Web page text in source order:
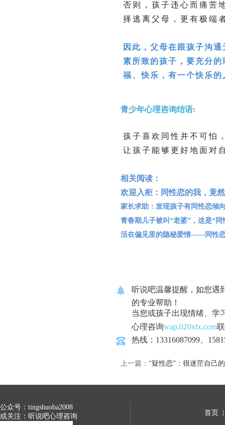
否则，孩子违心而痛苦
择逃离父母，更有极端
因此，父母在跟孩子沟
素所致的孩子，要充分
福、快乐，有一个快乐的
青少年心理咨询结语:
孩子喜欢同性并不可怕
让孩子能够更好地面对
相关阅读：
欢迎入柜：同性恋的我，竟
家长求助：发现孩子有同性恋倾
青春期儿子被叫“老婆”，这是“
活在偏见里的隐秘爱情——同性
听说吧温馨提醒，如您遇
的专业帮助！
当您或孩子出现情绪、学
心理咨询wap.020xlx.com
热线：13316087099、
上一篇： “疑性恋”：很迷茫自己
公众号：tingshuoba2008
或关注：听说吧心理咨询
首页